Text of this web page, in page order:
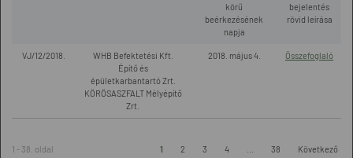
körű
beérkezésének
napja
bejelentés
rövid leírása
VJ/12/2018.
WHB Befektetési Kft.
Építő és
épületkarbantartó Zrt.
KÖRÖSASZFALT Mélyépítő
Zrt.
2018. május 4. Összefoglaló
1 - 38. oldal 1 2 3 4 38 Következő